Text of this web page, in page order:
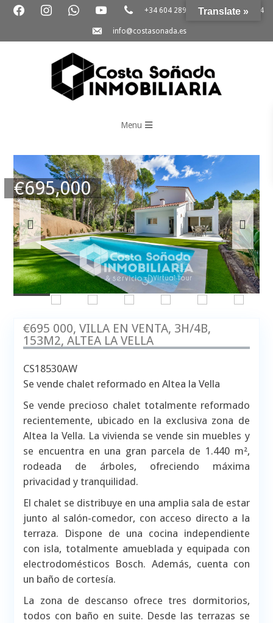
+34 604 289 264 +34 865 796 054
info@costasonada.es
Soñada
Menu
€695,000
€695 000, VILLA EN VENTA, 3H/4B,
153M2, ALTEA LA VELLA
CS18530AW
Se vende chalet reformado en Altea la Vella
Se vende precioso chalet totalmente reformado
recientemente, ubicado en la exclusiva zona de
Altea la Vella. La vivienda se vende sin muebles y
se encuentra en una gran parcela de 1.440 m²,
rodeada de árboles, ofreciendo máxima
privacidad y tranquilidad.
El chalet se distribuye en una amplia sala de estar
junto al salón-comedor, con acceso directo a la
terraza. Dispone de una cocina independiente
con isla, totalmente amueblada y equipada con
electrodomésticos Bosch. Además, cuenta con
un baño de cortesía.
La zona de descanso ofrece tres dormitorios,
todos con baño en suite. Desde las terrazas se
Translate »